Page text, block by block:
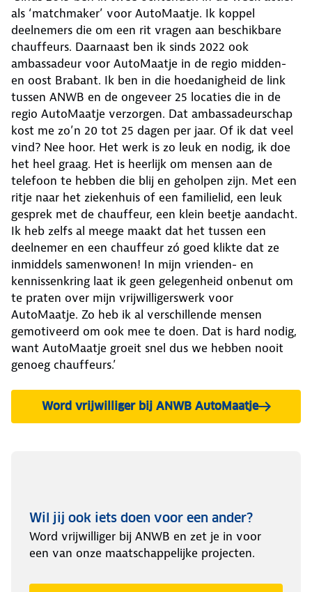
als ‘matchmaker’ voor AutoMaatje. Ik koppel
deelnemers die om een rit vragen aan beschikbare
chauffeurs. Daarnaast ben ik sinds 2022 ook
ambassadeur voor AutoMaatje in de regio midden-
en oost Brabant. Ik ben in die hoedanigheid de link
tussen ANWB en de ongeveer 25 locaties die in de
regio AutoMaatje verzorgen. Dat ambassadeurschap
kost me zo’n 20 tot 25 dagen per jaar. Of ik dat veel
vind? Nee hoor. Het werk is zo leuk en nodig, ik doe
het heel graag. Het is heerlijk om mensen aan de
telefoon te hebben die blij en geholpen zijn. Met een
ritje naar het ziekenhuis of een familielid, een leuk
gesprek met de chauffeur, een klein beetje aandacht.
Ik heb zelfs al meege maakt dat het tussen een
deelnemer en een chauffeur zó goed klikte dat ze
inmiddels samenwonen! In mijn vrienden- en
kennissenkring laat ik geen gelegenheid onbenut om
te praten over mijn vrijwilligerswerk voor
AutoMaatje. Zo heb ik al verschillende mensen
gemotiveerd om ook mee te doen. Dat is hard nodig,
want AutoMaatje groeit snel dus we hebben nooit
genoeg chauffeurs.’
Word vrijwilliger bij ANWB AutoMaatje
Wil jij ook iets doen voor een ander?
Word vrijwilliger bij ANWB en zet je in voor
een van onze maatschappelijke projecten.